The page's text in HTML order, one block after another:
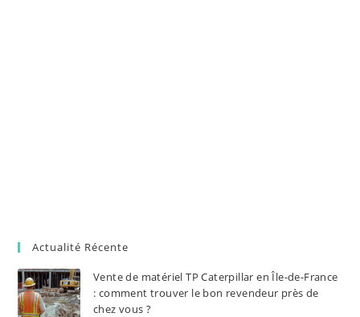
Actualité Récente
Vente de matériel TP Caterpillar en Île-de-France
: comment trouver le bon revendeur près de
chez vous ?